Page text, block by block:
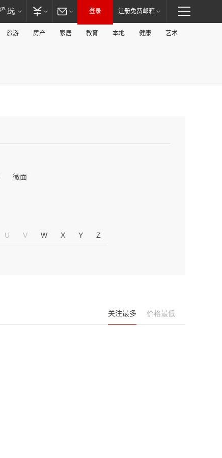
登录 注册免费邮箱
旅游 房产 家居 教育 本地 健康 艺术
微面
U V W X Y Z
关注最多 价格最低